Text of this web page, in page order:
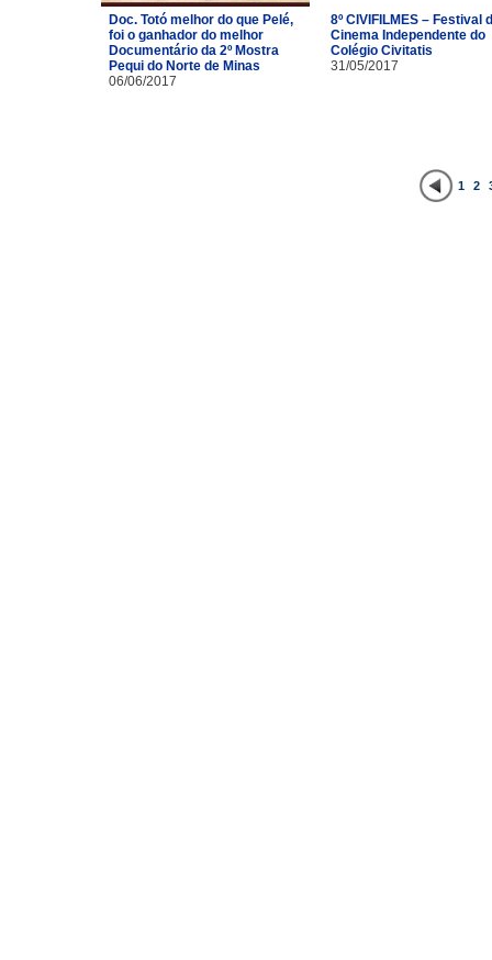
Doc. Totó melhor do que Pelé,
foi o ganhador do melhor
Documentário da 2º Mostra
Pequi do Norte de Minas
06/06/2017
8º CIVIFILMES – Festival
Cinema Independente do
Colégio Civitatis
31/05/2017
1 2